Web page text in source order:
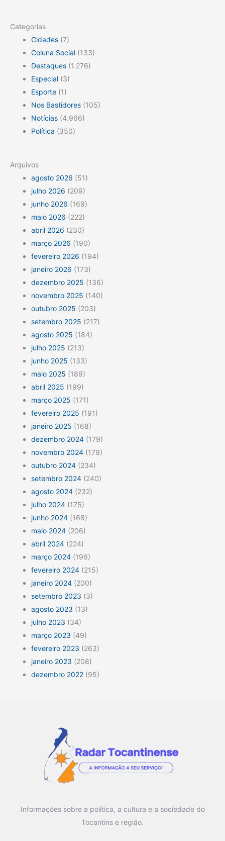
Categorias
Cidades (7)
Coluna Social (133)
Destaques (1.276)
Especial (3)
Esporte (1)
Nos Bastidores (105)
Notícias (4.966)
Política (350)
Arquivos
agosto 2026 (51)
julho 2026 (209)
junho 2026 (169)
maio 2026 (222)
abril 2026 (230)
março 2026 (190)
fevereiro 2026 (194)
janeiro 2026 (173)
dezembro 2025 (136)
novembro 2025 (140)
outubro 2025 (203)
setembro 2025 (217)
agosto 2025 (184)
julho 2025 (213)
junho 2025 (133)
maio 2025 (189)
abril 2025 (199)
março 2025 (171)
fevereiro 2025 (191)
janeiro 2025 (168)
dezembro 2024 (179)
novembro 2024 (179)
outubro 2024 (234)
setembro 2024 (240)
agosto 2024 (232)
julho 2024 (175)
junho 2024 (168)
maio 2024 (206)
abril 2024 (224)
março 2024 (196)
fevereiro 2024 (215)
janeiro 2024 (200)
setembro 2023 (3)
agosto 2023 (13)
julho 2023 (34)
março 2023 (49)
fevereiro 2023 (263)
janeiro 2023 (208)
dezembro 2022 (95)
Informações sobre a política, a cultura e a sociedade do
Tocantins e região.